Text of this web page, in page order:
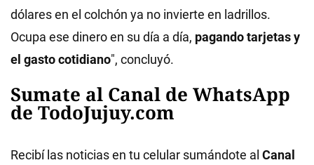
dólares en el colchón ya no invierte en ladrillos.
Ocupa ese dinero en su día a día, pagando tarjetas y
el gasto cotidiano", concluyó.
Sumate al Canal de WhatsApp
de TodoJujuy.com
Recibí las noticias en tu celular sumándote al Canal